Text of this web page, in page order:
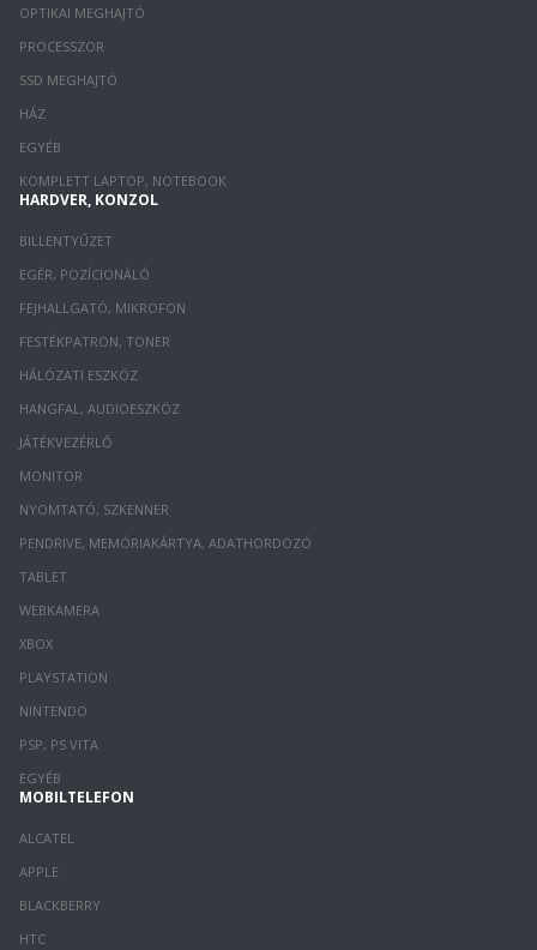
OPTIKAI MEGHAJTÓ
PROCESSZOR
SSD MEGHAJTÓ
HÁZ
EGYÉB
KOMPLETT LAPTOP, NOTEBOOK
HARDVER, KONZOL
BILLENTYŰZET
EGÉR, POZÍCIONÁLÓ
FEJHALLGATÓ, MIKROFON
FESTÉKPATRON, TONER
HÁLÓZATI ESZKÖZ
HANGFAL, AUDIOESZKÖZ
JÁTÉKVEZÉRLŐ
MONITOR
NYOMTATÓ, SZKENNER
PENDRIVE, MEMÓRIAKÁRTYA, ADATHORDOZÓ
TABLET
WEBKAMERA
XBOX
PLAYSTATION
NINTENDO
PSP, PS VITA
EGYÉB
MOBILTELEFON
ALCATEL
APPLE
BLACKBERRY
HTC